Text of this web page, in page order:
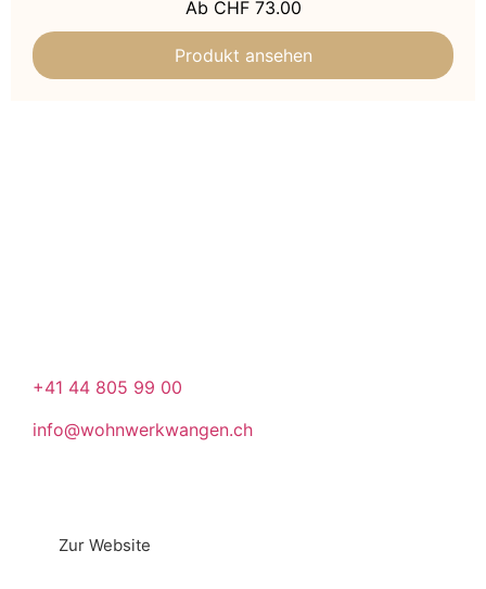
Ab CHF73.00
Produkt ansehen
+41 44 805 99 00
info@wohnwerkwangen.ch
Zur Website